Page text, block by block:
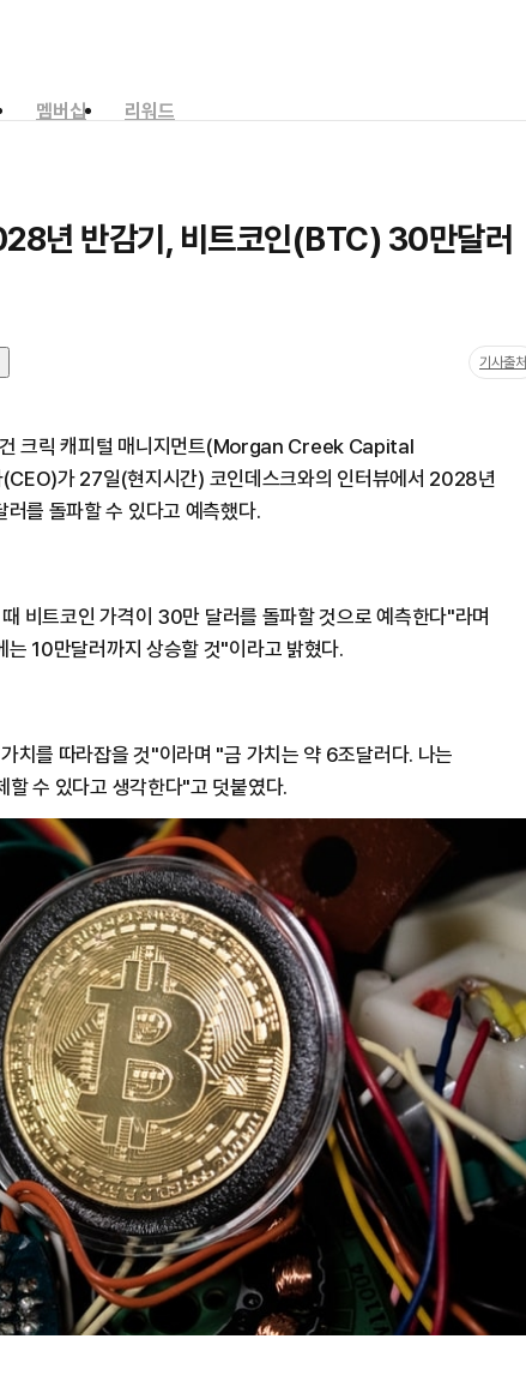
멤버십
리워드
년 반감기, 비트코인(BTC) 30만달러
기사출처
크릭 캐피털 매니지먼트(Morgan Creek Capital
가 27일(현지시간) 코인데스크와의 인터뷰에서 2028년
를 돌파할 수 있다고 예측했다.
비트코인 가격이 30만 달러를 돌파할 것으로 예측한다"라며
10만달러까지 상승할 것"이라고 밝혔다.
치를 따라잡을 것"이라며 "금 가치는 약 6조달러다. 나는
할 수 있다고 생각한다"고 덧붙였다.